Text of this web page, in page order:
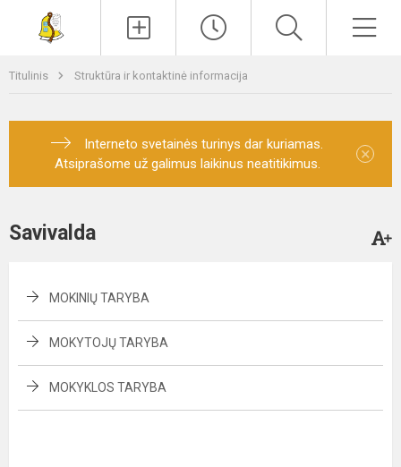
Titulinis Struktūra ir kontaktinė informacija
Interneto svetainės turinys dar kuriamas.
Atsiprašome už galimus laikinus neatitikimus.
×
Savivalda
MOKINIŲ TARYBA
MOKYTOJŲ TARYBA
MOKYKLOS TARYBA